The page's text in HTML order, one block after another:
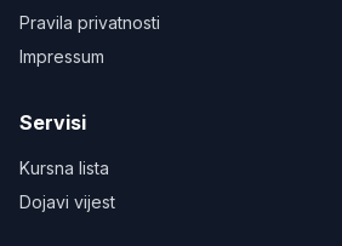
Pravila privatnosti
Impressum
Servisi
Kursna lista
Dojavi vijest